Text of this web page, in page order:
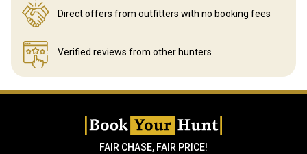
Direct offers from outfitters with no booking fees
Verified reviews from other hunters
FAIR CHASE, FAIR PRICE!